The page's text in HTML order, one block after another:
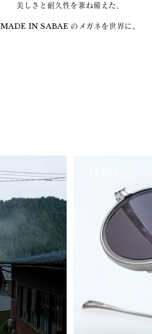
美しさと耐久性を兼ね備えた、
MADE IN SABAE のメガネを世界に。